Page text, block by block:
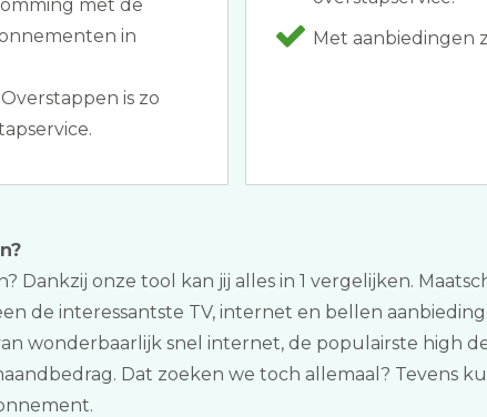
met de
in
is zo
Met aanbiedingen
Dankzij onze tool kan jij alles in 1 vergelijken.
de interessantste TV, internet en bellen
wonderbaarlijk snel internet, de populairste high
Dat zoeken we toch allemaal? Tevens